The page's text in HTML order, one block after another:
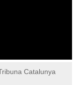
Catalunya